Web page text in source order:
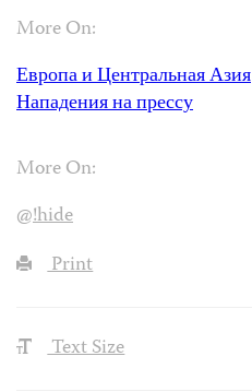
More On:
Европа и Центральная Азия
Нападения на прессу
More On:
@!hide
Print
Text Size